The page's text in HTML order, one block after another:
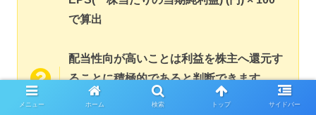
で算出
配当性向が高いことは利益を株主へ還元す
ることに積極的であると判断できます
ただし、高すぎると事業の運営に悪影響が
メニュー ホーム 検索 トップ サイドバー